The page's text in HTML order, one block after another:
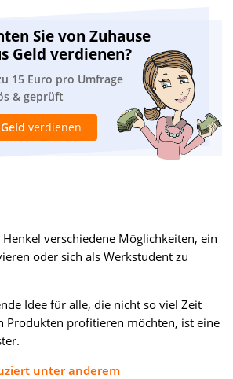
Sie von Zuhause
Geld verdienen?
15 Euro pro Umfrage
& geprüft
Geld verdienen
verschiedene Möglichkeiten, ein
oder sich als Werkstudent zu
Idee für alle, die nicht so viel Zeit
Produkten profitieren möchten, ist eine
unter anderem